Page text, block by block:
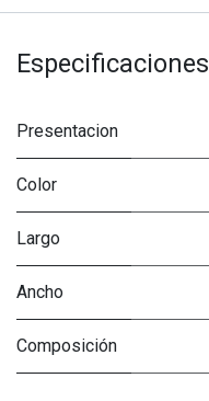
Especificaciones
Presentacion
Color
Largo
Ancho
Composición